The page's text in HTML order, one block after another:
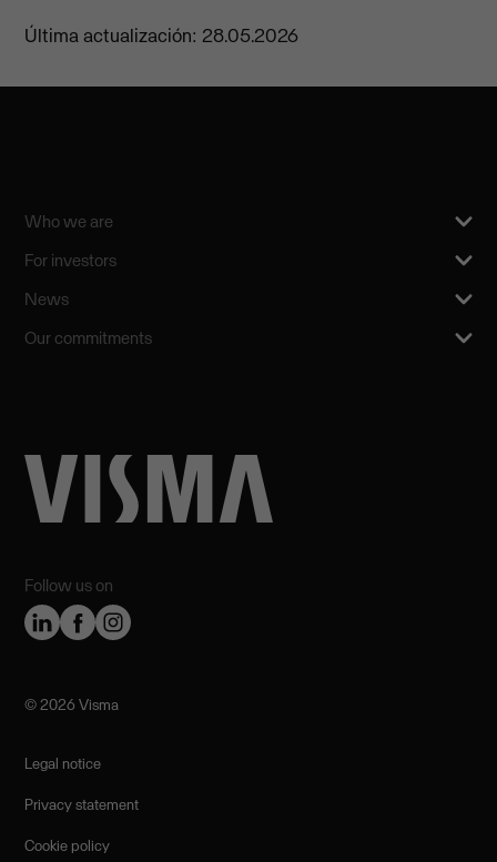
Última actualización: 28.05.2026
Follow us on
Who we are
For investors
News
Our commitments
©️ 2026 Visma
Legal notice
Privacy statement
Cookie policy